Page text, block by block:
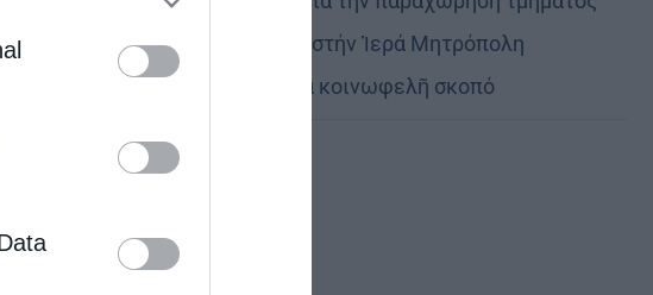
disclose it to
που
στρατοπέδου στήν Ἱερά Μητρόπολη
Καστορίας γιά κοινωφελῆ σκοπό